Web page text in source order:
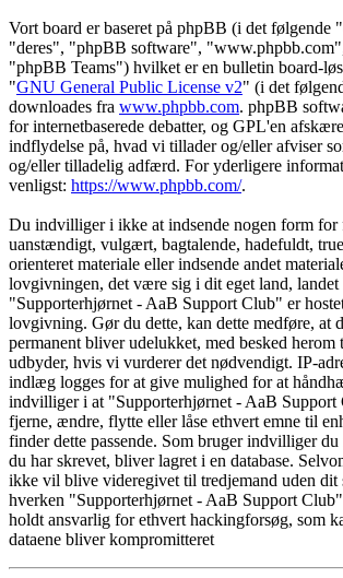
Vort board er baseret på phpBB (i det følgende
"deres", "phpBB software",
"phpBB Teams") hvilket er en bulletin board-
"GNU General Public License v2" (i det
downloades fra www.phpbb.com. phpBB
for internetbaserede debatter, og GPL'en
indflydelse på, hvad vi tillader og/eller afviser
og/eller tilladelig adfærd. For yderligere
venligst: https://www.phpbb.com/.
Du indvilliger i ikke at indsende nogen form for
uanstændigt, vulgært, bagtalende, hadefuldt,
orienteret materiale eller indsende andet
lovgivningen, det være sig i dit eget land, landet
"Supporterhjørnet - AaB Support Club" er
lovgivning. Gør du dette, kan dette medføre, at
permanent bliver udelukket, med besked
udbyder, hvis vi vurderer det nødvendigt. IP-
indlæg logges for at give mulighed for at
indvilliger i at "Supporterhjørnet - AaB Support
fjerne, ændre, flytte eller låse ethvert emne til
finder dette passende. Som bruger indvilliger
du har skrevet, bliver lagret i en database.
ikke vil blive videregivet til tredjemand uden dit
hverken "Supporterhjørnet - AaB Support
holdt ansvarlig for ethvert hackingforsøg, som
dataene bliver kompromitteret